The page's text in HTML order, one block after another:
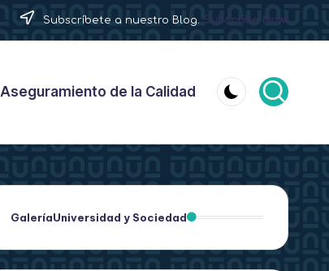
Subscríbete a nuestro Blog. Subscribe Now!
Aseguramiento de la Calidad
GaleríaUniversidad y Sociedad